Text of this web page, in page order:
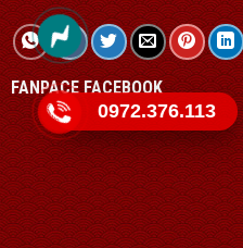
FANPACE FACEBOOK
0972.376.113